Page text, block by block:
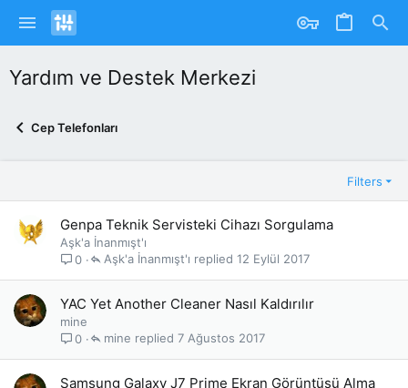
Yardım ve Destek Merkezi
Cep Telefonları
Filters
Genpa Teknik Servisteki Cihazı Sorgulama
Aşk'a İnanmışt'ı
0
12 Eylül 2017
Aşk'a İnanmışt'ı
YAC Yet Another Cleaner Nasıl Kaldırılır
mine
0
7 Ağustos 2017
mine
Samsung Galaxy J7 Prime Ekran Görüntüsü Alma